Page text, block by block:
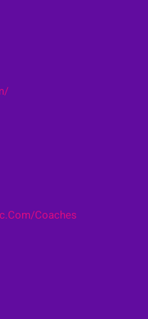
coaches